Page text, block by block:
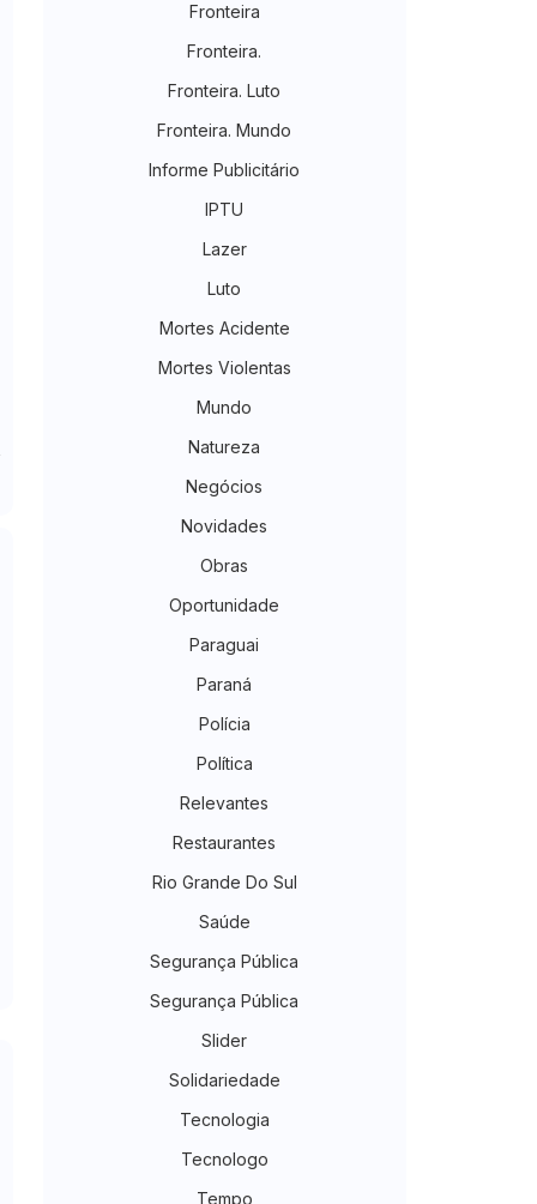
Fronteira
Fronteira.
Fronteira. Luto
Fronteira. Mundo
Informe Publicitário
IPTU
Lazer
Luto
Mortes Acidente
Mortes Violentas
Mundo
Natureza
Negócios
Novidades
Obras
Oportunidade
Paraguai
Paraná
Polícia
Política
Relevantes
Restaurantes
Rio Grande Do Sul
Saúde
Segurança Pública
Segurança Pública
Slider
Solidariedade
Tecnologia
Tecnologo
Tempo